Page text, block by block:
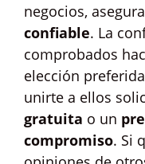
negocios,
confiable. La
comprobados
elección
unirte a ellos
gratuita o un
compromiso. Si